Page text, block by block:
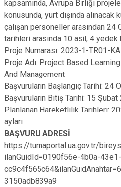
kapsamında, Avrupa Birliği
konusunda, yurt dışında
çalışan personeller arasından
tarihleri arasında 10 asil, 4 yedek
Proje Numarası: 2023-1-TR01-
Proje Adı: Project Based
And Management
Başvuruların Başlangıç Tarihi: 24
Başvuruların Bitiş Tarihi: 15
Planlanan Hareketlilik Tarihleri:
ayları
BAŞVURU ADRESİ
https://turnaportal.ua.gov.tr/
ilanGuidId=0190f56e-4b0a-
3150adb839a9